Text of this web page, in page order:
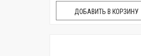
ДОБАВИТЬ В КОРЗИНУ